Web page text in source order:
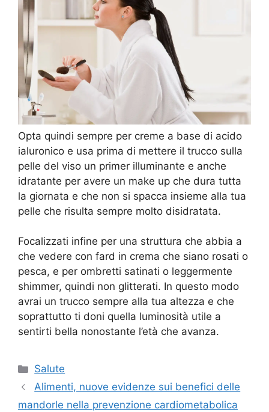
Opta quindi sempre per creme a base di acido
ialuronico e usa prima di mettere il trucco sulla
pelle del viso un primer illuminante e anche
idratante per avere un make up che dura tutta
la giornata e che non si spacca insieme alla tua
pelle che risulta sempre molto disidratata.
Focalizzati infine per una struttura che abbia a
che vedere con fard in crema che siano rosati o
pesca, e per ombretti satinati o leggermente
shimmer, quindi non glitterati. In questo modo
avrai un trucco sempre alla tua altezza e che
soprattutto ti doni quella luminosità utile a
sentirti bella nonostante l’età che avanza.
Categorie
Salute
Alimenti, nuove evidenze sui benefici delle
mandorle nella prevenzione cardiometabolica